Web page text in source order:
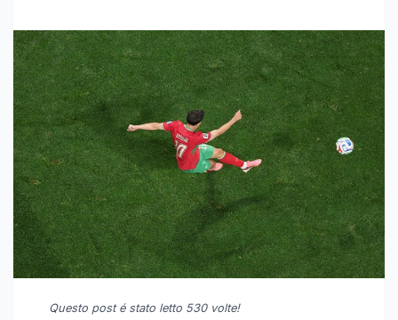
Questo post é stato letto 530 volte!